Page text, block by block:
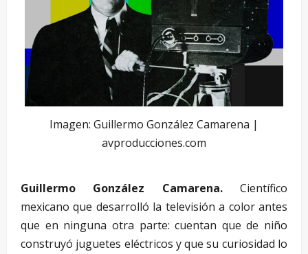
Imagen: Guillermo González Camarena |
avproducciones.com
Guillermo González Camarena. Científico
mexicano que desarrolló la televisión a color antes
que en ninguna otra parte: cuentan que de niño
construyó juguetes eléctricos y que su curiosidad lo